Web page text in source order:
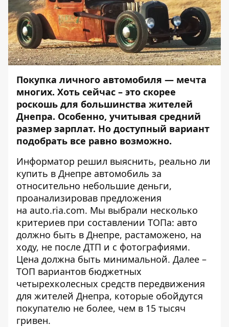
Покупка личного автомобиля — мечта
многих. Хоть сейчас – это скорее
роскошь для большинства жителей
Днепра. Особенно, учитывая средний
размер зарплат. Но доступный вариант
подобрать все равно возможно.
Информатор решил выяснить, реально ли
купить в Днепре автомобиль за
относительно небольшие деньги,
проанализировав предложения
на auto.ria.com. Мы выбрали несколько
критериев при составлении ТОПа: авто
должно быть в Днепре, растаможено, на
ходу, не после ДТП и с фотографиями.
Цена должна быть минимальной. Далее –
ТОП вариантов бюджетных
четырехколесных средств передвижения
для жителей Днепра, которые обойдутся
покупателю не более, чем в 15 тысяч
гривен.